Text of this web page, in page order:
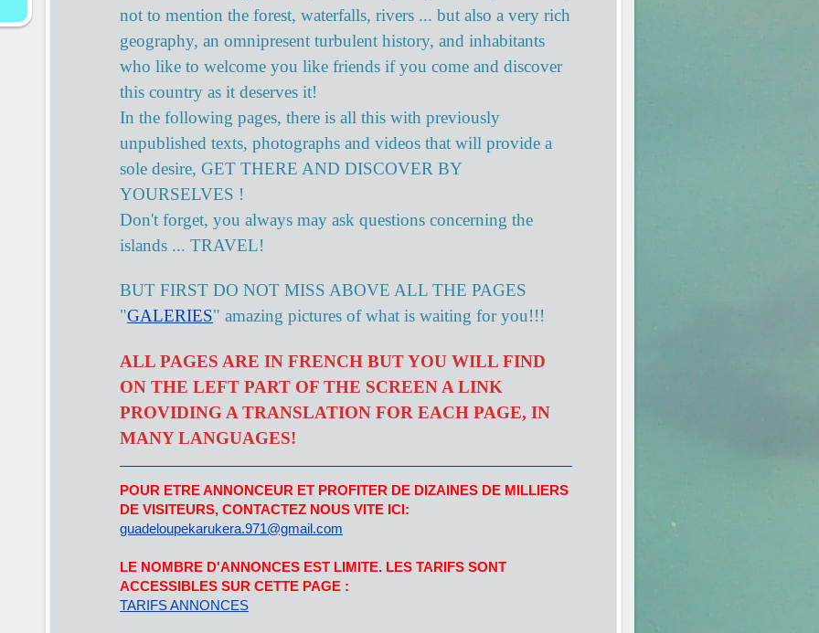
not to mention the forest, waterfalls, rivers ... but also a very rich
geography, an omnipresent turbulent history, and inhabitants
who like to welcome you like friends if you come and discover
this country as it deserves it!
In the following pages, there is all this with previously
unpublished texts, photographs and videos that will provide a
sole desire, GET THERE AND DISCOVER BY
YOURSELVES !
Don't forget, you always may ask questions concerning the
islands ... TRAVEL!
BUT FIRST DO NOT MISS ABOVE ALL THE PAGES
"GALERIES" amazing pictures of what is waiting for you!!!
ALL PAGES ARE IN FRENCH BUT YOU WILL FIND
ON THE LEFT PART OF THE SCREEN A LINK
PROVIDING A TRANSLATION FOR EACH PAGE, IN
MANY LANGUAGES!
POUR ETRE ANNONCEUR ET PROFITER DE DIZAINES DE MILLIERS
DE VISITEURS, CONTACTEZ NOUS VITE ICI:
guadeloupekarukera.971@gmail.com
LE NOMBRE D'ANNONCES EST LIMITE. LES TARIFS SONT
ACCESSIBLES SUR CETTE PAGE :
TARIFS ANNONCES